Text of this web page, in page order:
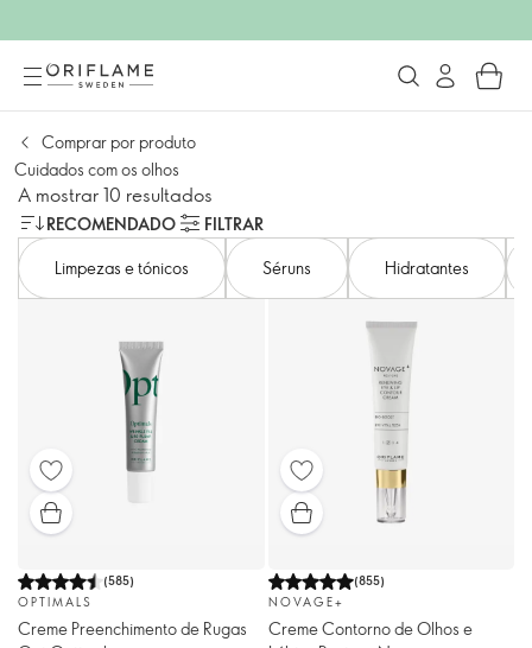
Comprar por produto
Cuidados com os olhos
A mostrar 10 resultados
RECOMENDADO
FILTRAR
Limpezas e tónicos
Séruns Hidratantes
(585)
OPTIMALS
Creme Preenchimento de Rugas
(855)
NOVAGE+
Creme Contorno de Olhos e